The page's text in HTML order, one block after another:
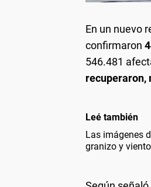
En un nuevo
confirmaron
546.481
recuperaron,
Leé también
Las imágenes
granizo y viento